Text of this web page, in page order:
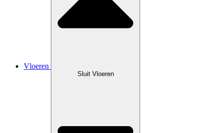
Vloeren
Sluit Vloeren